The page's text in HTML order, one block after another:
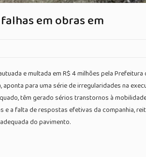
em obras em
e multada em R$ 4 milhões pela
para uma série de irregularidades na
têm gerado sérios transtornos à
a falta de respostas efetivas da companhia,
do pavimento.